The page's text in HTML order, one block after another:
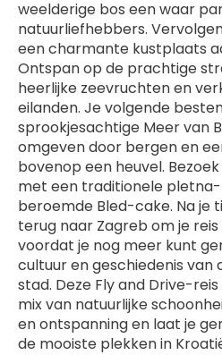
weelderige bos een waar
natuurliefhebbers.
een charmante kustplaats
Ontspan op de prachtige
heerlijke zeevruchten en
eilanden. Je volgende
sprookjesachtige Meer van
omgeven door bergen en
bovenop een heuvel.
met een traditionele
beroemde Bled-cake. Na je
terug naar Zagreb om je
voordat je nog meer kunt
cultuur en geschiedenis van
stad. Deze Fly and Drive-
mix van natuurlijke
en ontspanning en laat je
de mooiste plekken in